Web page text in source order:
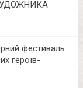
фестиваль
героїв-